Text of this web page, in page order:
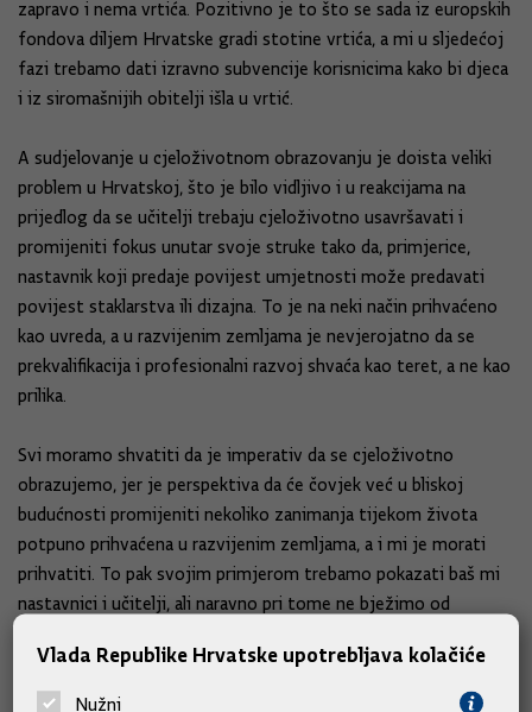
zapravo i nema vrtića. Pozitivno je to što se sada iz europskih
fondova diljem Hrvatske gradi stotine vrtića, a mi u sljedećoj
fazi trebamo dati izravno subvencije korisnicima kako bi djeca
i iz siromašnijih obitelji išla u vrtić.
A sudjelovanje u cjeloživotnom obrazovanju je doista veliki
problem u Hrvatskoj, što je bilo vidljivo i u reakcijama na
prijedlog da se učitelji trebaju cjeloživotno usavršavati i
promijeniti fokus unutar svoje struke tako da, primjerice,
nastavnik koji predaje povijest umjetnosti može predavati
povijest staklarstva ili dizajna. To je na neki način prihvaćeno
kao uvreda, a u razvijenim zemljama je nevjerojatno da se
prekvalifikacija i profesionalni razvoj shvaća kao teret, a ne kao
prilika.
Svi moramo shvatiti da je imperativ da se cjeloživotno
obrazujemo, jer je perspektiva da će čovjek već u bliskoj
budućnosti promijeniti nekoliko zanimanja tijekom života
potpuno prihvaćena u razvijenim zemljama, a i mi je morati
prihvatiti. To pak svojim primjerom trebamo pokazati baš mi
nastavnici i učitelji, ali naravno pri tome ne bježimo od
kvalitetno odradi.
Vlada Republike Hrvatske upotrebljava kolačiće
Nužni